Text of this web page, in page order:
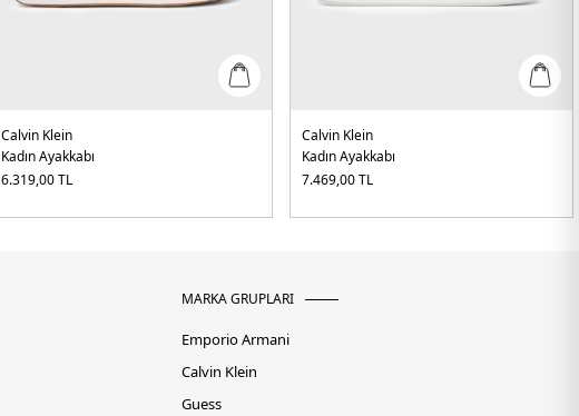
Calvin Klein
Kadın Ayakkabı
6.319,00TL
Calvin Klein
Kadın Ayakkabı
7.469,00TL
MARKA GRUPLARI
Emporio Armani
Calvin Klein
Guess